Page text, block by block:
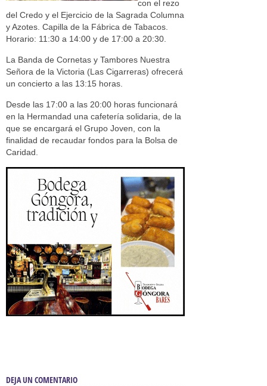
con el rezo
del Credo y el Ejercicio de la Sagrada Columna
y Azotes. Capilla de la Fábrica de Tabacos.
Horario: 11:30 a 14:00 y de 17:00 a 20:30.
La Banda de Cornetas y Tambores Nuestra
Señora de la Victoria (Las Cigarreras) ofrecerá
un concierto a las 13:15 horas.
Desde las 17:00 a las 20:00 horas funcionará
en la Hermandad una cafetería solidaria, de la
que se encargará el Grupo Joven, con la
finalidad de recaudar fondos para la Bolsa de
Caridad.
DEJA UN COMENTARIO